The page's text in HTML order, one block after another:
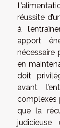
réussite
à
apport
nécessaire
en
doit
avant
complexes
que la